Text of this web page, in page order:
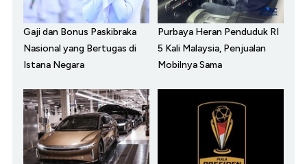
Gaji dan Bonus Paskibraka
Nasional yang Bertugas di
Istana Negara
Purbaya Heran Penduduk RI
5 Kali Malaysia, Penjualan
Mobilnya Sama